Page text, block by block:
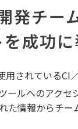
発チー
成功に
用されているCI
ールへのアクセ
た情報からチー